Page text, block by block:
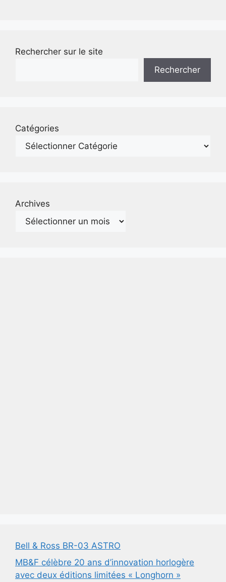
Rechercher sur le site
Rechercher
Catégories
Archives
Bell & Ross BR-03 ASTRO
MB&F célèbre 20 ans d’innovation horlogère
avec deux éditions limitées « Longhorn »